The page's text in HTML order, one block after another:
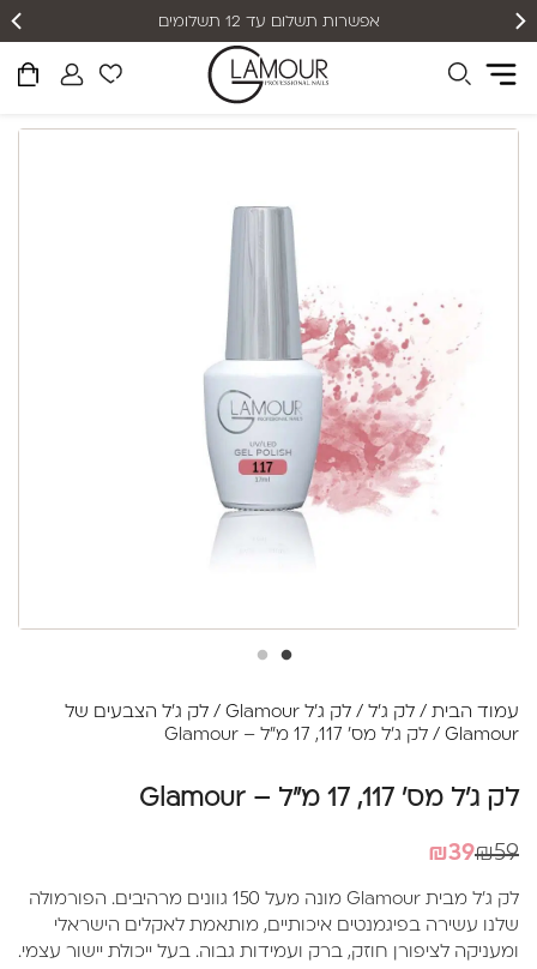
אפשרות תשלום עד 12 תשלומים
עמוד הבית / לק ג'ל / לק ג'ל Glamour / לק ג'ל הצבעים של
Glamour / לק ג'ל מס' 117, 17 מ"ל – Glamour
לק ג'ל מס' 117, 17 מ"ל – Glamour
₪59
המחיר
היה:
₪59.
₪39
המחיר
הוא:
₪39.
לק ג'ל מבית Glamour מונה מעל 150 גוונים מרהיבים. הפורמולה
שלנו עשירה בפיגמנטים איכותיים, מותאמת לאקלים הישראלי
ומעניקה לציפורן חוזק, ברק ועמידות גבוה. בעל ייכולת יישור עצמי.